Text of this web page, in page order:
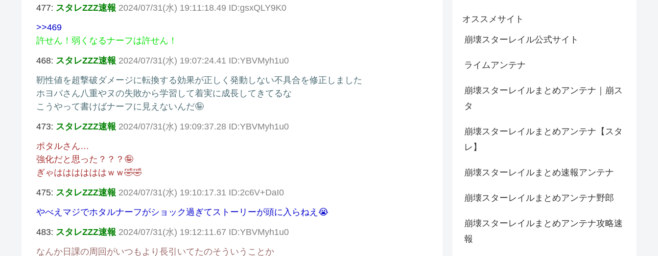
477: スタレZZZ速報 2024/07/31(水) 19:11:18.49 ID:gsxQLY9K0
>>469
許せん！弱くなるナーフは許せん！
468: スタレZZZ速報 2024/07/31(水) 19:07:24.41 ID:YBVMyh1u0
靭性値を超撃破ダメージに転換する効果が正しく発動しない不具合を修正しました
ホヨバさん八重やヌの失敗から学習して着実に成長してきてるな
こうやって書けばナーフに見えないんだ🤪
473: スタレZZZ速報 2024/07/31(水) 19:09:37.28 ID:YBVMyh1u0
ポタルさん…
強化だと思った？？？🤪
ぎゃははははははｗｗ🤣🤣
475: スタレZZZ速報 2024/07/31(水) 19:10:17.31 ID:2c6V+DaI0
やべえマジでホタルナーフがショック過ぎてストーリーが頭に入らねえ😭
483: スタレZZZ速報 2024/07/31(水) 19:12:11.67 ID:YBVMyh1u0
なんか日課の周回がいつもより長引いてたのそういうことか
オススメサイト
崩壊スターレイル公式サイト
ライムアンテナ
崩壊スターレイルまとめアンテナ｜崩ス
タ
崩壊スターレイルまとめアンテナ【スタ
レ】
崩壊スターレイルまとめ速報アンテナ
崩壊スターレイルまとめアンテナ野郎
崩壊スターレイルまとめアンテナ攻略速
報